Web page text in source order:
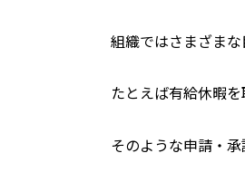
組織ではさまざま
たとえば有給休暇
そのような申請・